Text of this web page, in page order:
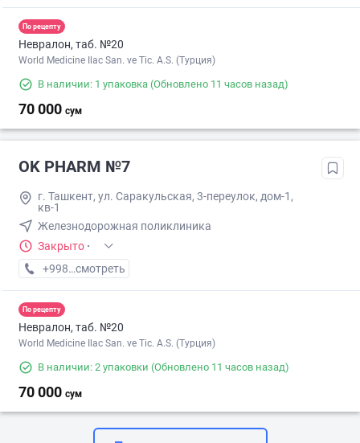
По рецепту
Невралон, таб. №20
World Medicine Ilac San. ve Tic. A.S. (Турция)
В наличии: 1 упаковка (Обновлено 11 часов назад)
70 000 сум
OK PHARM №7
г. Ташкент, ул. Саракульская, 3-переулок, дом-1,
кв-1
Железнодорожная поликлиника
Закрыто ·
+998 (90) XXX-XX-XX
смотреть
По рецепту
Невралон, таб. №20
World Medicine Ilac San. ve Tic. A.S. (Турция)
В наличии: 2 упаковки (Обновлено 11 часов назад)
70 000 сум